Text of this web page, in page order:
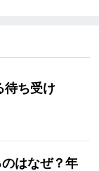
待ち受け
はなぜ？年